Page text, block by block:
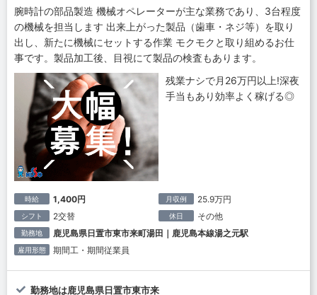
腕時計の部品製造 機械オペレーターが主な業務であり、3台程度
の機械を担当します 出来上がった製品（歯車・ネジ等）を取り
出し、新たに機械にセットする作業 モクモクと取り組めるお仕
事です。製品加工後、目視にて製品の検査もあります。
残業ナシで月26万円以上!深夜
手当もあり効率よく稼げる◎
時給 1,400円 月収例 25.9万円
シフト 2交替 休日 その他
勤務地 鹿児島県日置市東市来町湯田｜鹿児島本線湯之元駅
雇用形態 期間工・期間従業員
勤務地は鹿児島県日置市東市来